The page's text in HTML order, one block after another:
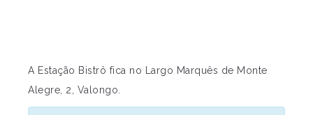
A Estação Bistrô fica no Largo Marquês de Monte
Alegre, 2, Valongo.